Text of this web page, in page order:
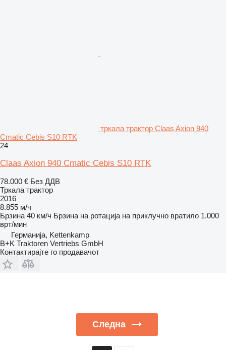
тркала трактор Claas Axion 940
Cmatic Cebis S10 RTK
24
Claas Axion 940 Cmatic Cebis S10 RTK
78.000 € Без ДДВ
Тркала трактор
2016
8.855 м/ч
Брзина 40 км/ч Брзина на ротација на приклучно вратило 1.000
врт/мин
Германија, Kettenkamp
B+K Traktoren Vertriebs GmbH
Контактирајте го продавачот
Следна